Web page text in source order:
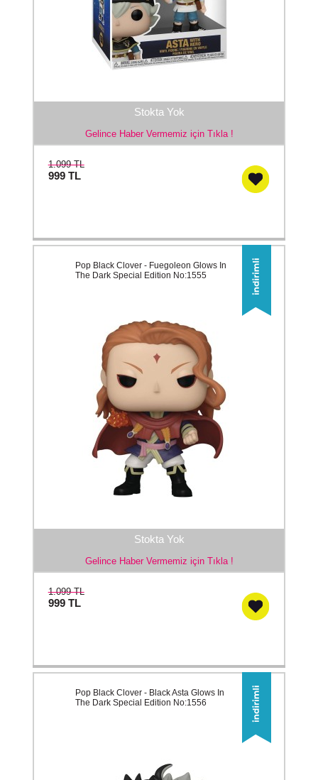
Stokta Yok
Gelince Haber Vermemiz için Tıkla !
1.099 TL
999 TL
Stokta Yok
Gelince Haber Vermemiz için Tıkla !
Pop Black Clover - Fuegoleon Glows In
The Dark Special Edition No:1555
1.099 TL
999 TL
Pop Black Clover - Black Asta Glows In
The Dark Special Edition No:1556